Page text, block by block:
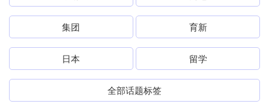
集团 育新
日本 留学
全部话题标签